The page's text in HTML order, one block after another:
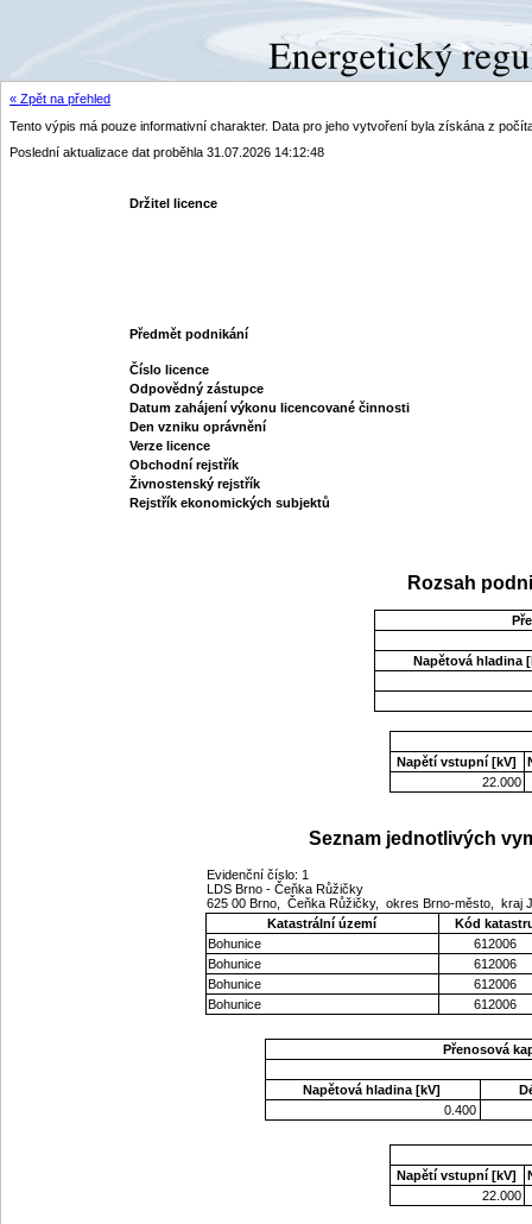
« Zpět na přehled
Tento výpis má pouze informativní charakter. Data pro jeho vytvoření byla získána z
Poslední aktualizace dat proběhla 31.07.2026 14:12:48
Držitel licence
Předmět podnikání
Číslo licence
Odpovědný zástupce
Datum zahájení výkonu licencované činnosti
Den vzniku oprávnění
Verze licence
Obchodní rejstřík
Živnostenský rejstřík
Rejstřík ekonomických subjektů
Rozsah
Napětová hladina
Napětí vstupní [kV]
22.000
Seznam jednotlivých
Evidenční číslo: 1
LDS Brno - Čeňka Růžičky
625 00 Brno, Čeňka Růžičky, okres Brno-město, kraj
Katastrální území
Kód
Bohunice
612006
Bohunice
612006
Bohunice
612006
Bohunice
612006
Přenosová
Napětová hladina [kV]
0.400
Napětí vstupní [kV]
22.000